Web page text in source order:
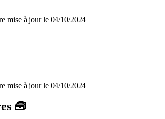
mise à jour le 04/10/2024
mise à jour le 04/10/2024
🧰